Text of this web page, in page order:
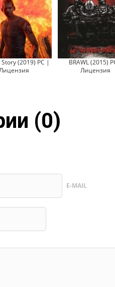
(2019) PC |
BRAWL (2015)
Лицензия
(0)
E-MAIL